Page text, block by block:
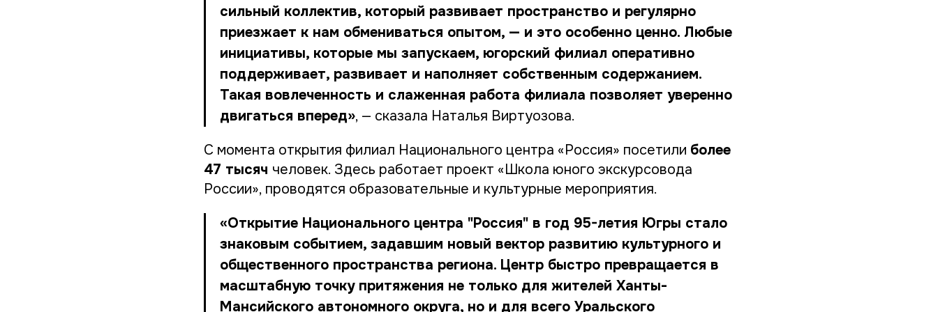
сильный коллектив, который развивает пространство и регулярно
приезжает к нам обмениваться опытом, — и это особенно ценно. Любые
инициативы, которые мы запускаем, югорский филиал оперативно
поддерживает, развивает и наполняет собственным содержанием.
Такая вовлеченность и слаженная работа филиала позволяет уверенно
двигаться вперед», — сказала Наталья Виртуозова.
С момента открытия филиал Национального центра «Россия» посетили более
47 тысяч человек. Здесь работает проект «Школа юного экскурсовода
России», проводятся образовательные и культурные мероприятия.
«Открытие Национального центра "Россия" в год 95-летия Югры стало
знаковым событием, задавшим новый вектор развитию культурного и
общественного пространства региона. Центр быстро превращается в
масштабную точку притяжения не только для жителей Ханты-
Мансийского автономного округа, но и для всего Уральского